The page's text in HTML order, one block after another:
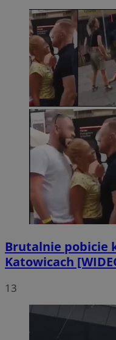
Brutalnie pobicie
Katowicach
13